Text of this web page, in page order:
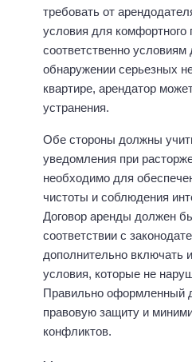
требовать от
условия для комфортного
соответственно условиям
обнаружении серьезных
квартире, арендатор
устранения.
Обе стороны должны
уведомления при
необходимо для
чистоты и соблюдения
Договор аренды должен
соответствии с
дополнительно включать
условия, которые не
Правильно оформленный
правовую защиту и
конфликтов.